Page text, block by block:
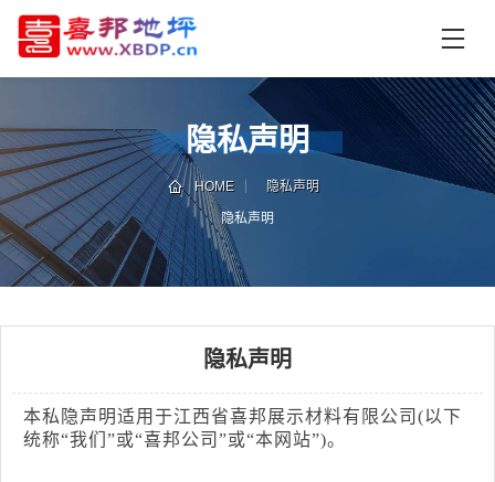
页
中
心
技
术
支
持
资
讯
中
工
系
我
们
话
咨
询
隐私声明
HOME 隐私声明
隐私声明
隐私声明
本私隐声明适用于江西省喜邦展示材料有限公司(以下
统称“我们”或“喜邦公司”或“本网站”)。